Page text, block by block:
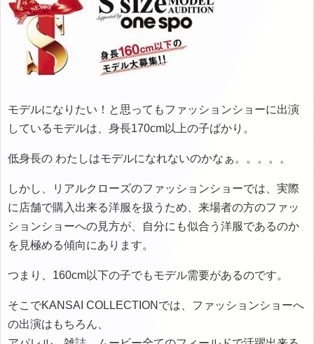
モデルになりたい！と思ってもファッションショーに出演
しているモデルは、身長170cm以上の子ばかり。
低身長の わたしはモデルになれないのかなぁ。。。。。
しかし、リアルクローズのファッションショーでは、実際
に店舗で購入出来る洋服を扱うため、来場者の方のファッ
ションショーへの見方が、自分にも似合う洋服であるのか
を見極める傾向にあります。
つまり、160cm以下の子でもモデル需要があるのです。
そこでKANSAI COLLECTIONでは、ファッションショーへ
の出演はもちろん、